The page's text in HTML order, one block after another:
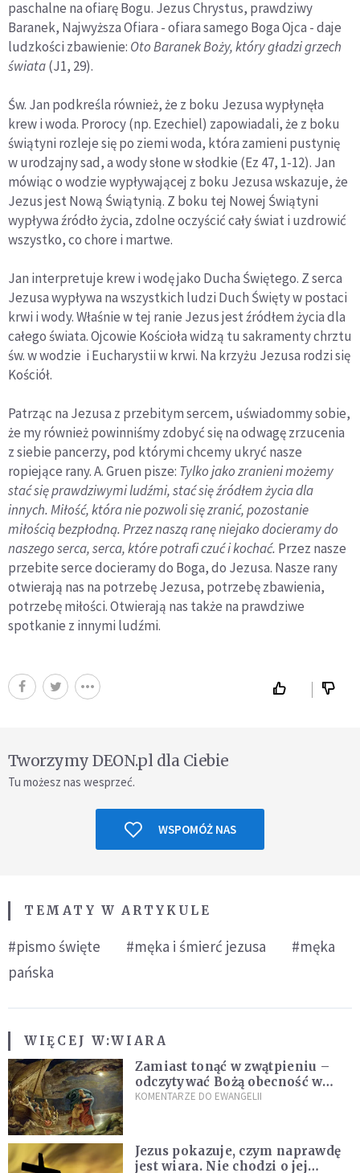
paschalne na ofiarę Bogu. Jezus Chrystus, prawdziwy
Baranek, Najwyższa Ofiara - ofiara samego Boga Ojca - daje
ludzkości zbawienie: Oto Baranek Boży, który gładzi grzech
świata(J1, 29).
Św. Jan podkreśla również, że z boku Jezusa wypłynęła
krew i woda. Prorocy (np. Ezechiel) zapowiadali, że z boku
świątyni rozleje się po ziemi woda, która zamieni pustynię
w urodzajny sad, a wody słone w słodkie (Ez 47, 1-12). Jan
mówiąc o wodzie wypływającej z boku Jezusa wskazuje, że
Jezus jest Nową Świątynią. Z boku tej Nowej Świątyni
wypływa źródło życia, zdolne oczyścić cały świat i uzdrowić
wszystko, co chore i martwe.
Jan interpretuje krew i wodę jako Ducha Świętego. Z serca
Jezusa wypływa na wszystkich ludzi Duch Święty w postaci
krwi i wody. Właśnie w tej ranie Jezus jest źródłem życia dla
całego świata. Ojcowie Kościoła widzą tu sakramenty chrztu
św. w wodzie i Eucharystii w krwi. Na krzyżu Jezusa rodzi się
Kościół.
Patrząc na Jezusa z przebitym sercem, uświadommy sobie,
że my również powinniśmy zdobyć się na odwagę zrzucenia
z siebie pancerzy, pod którymi chcemy ukryć nasze
ropiejące rany. A. Gruen pisze: Tylko jako zranieni możemy
stać się prawdziwymi ludźmi, stać się źródłem życia dla
innych.Miłość, która nie pozwoli się zranić, pozostanie
miłością bezpłodną. Przez naszą ranę niejako docieramy do
naszego serca, serca, które potrafi czuć i kochać. Przez nasze
przebite serce docieramy do Boga, do Jezusa. Nasze rany
otwierają nas na potrzebę Jezusa, potrzebę zbawienia,
potrzebę miłości. Otwierają nas także na prawdziwe
spotkanie z innymi ludźmi.
Tworzymy DEON.pl dla Ciebie
Tu możesz nas wesprzeć.
WSPOMÓŻ NAS
TEMATY W ARTYKULE
#pismo święte #męka i śmierć jezusa
#męka
pańska
WIĘCEJ W:WIARA
Zamiast tonąć w zwątpieniu –
odczytywać Bożą obecność w
burzach codziennego życia
KOMENTARZE DO EWANGELII
Jezus pokazuje, czym naprawdę
jest wiara. Nie chodzi o jej